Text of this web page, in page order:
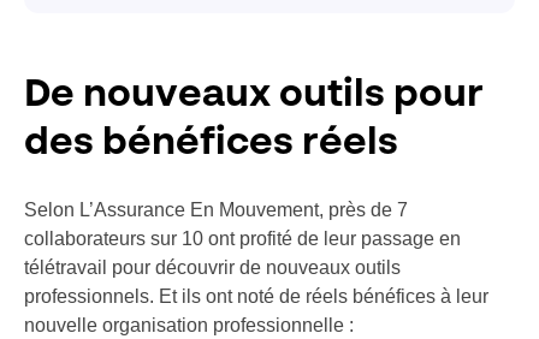
De nouveaux outils pour
des bénéfices réels
Selon L’Assurance En Mouvement, près de 7
collaborateurs sur 10 ont profité de leur passage en
télétravail pour découvrir de nouveaux outils
professionnels. Et ils ont noté de réels bénéfices à leur
nouvelle organisation professionnelle :